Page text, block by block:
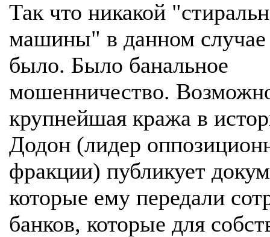
Так что никакой
машины" в данном случае
было. Было банальное
мошенничество.
крупнейшая кража в
Додон (лидер
фракции) публикует
которые ему передали
банков, которые для